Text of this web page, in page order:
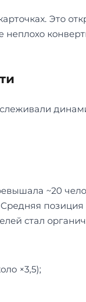
Это
~20
стал
×3,5);